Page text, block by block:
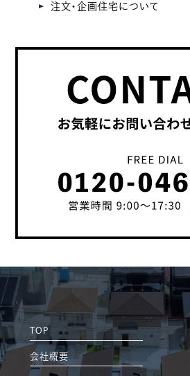
注文・企画住宅について
TOP
会社概要